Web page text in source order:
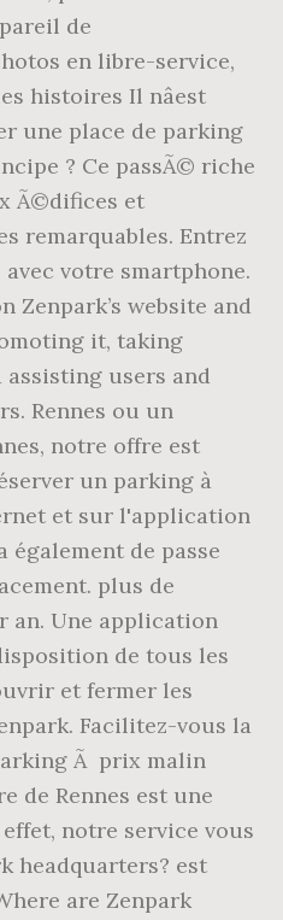
de
en libre-service,
histoires Il nâest
une place de parking
? Ce passÃ© riche
Ã©difices et
remarquables. Entrez
votre smartphone.
Zenpark’s website and
it, taking
users and
Rennes ou un
notre offre est
un parking à
et sur l'application
de passe
plus de
an. Une application
de tous les
et fermer les
Facilitez-vous la
Ã prix malin
de Rennes est une
notre service vous
headquarters? est
are Zenpark